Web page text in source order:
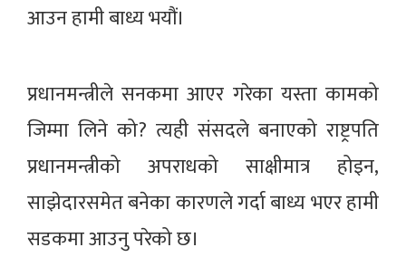
आउन हामी बाध्य भयौं।
प्रधानमन्त्रीले सनकमा आएर गरेका यस्ता कामको
जिम्मा लिने को? त्यही संसदले बनाएको राष्ट्रपति
प्रधानमन्त्रीको अपराधको साक्षीमात्र होइन‚
साझेदारसमेत बनेका कारणले गर्दा बाध्य भएर हामी
सडकमा आउनु परेको छ।